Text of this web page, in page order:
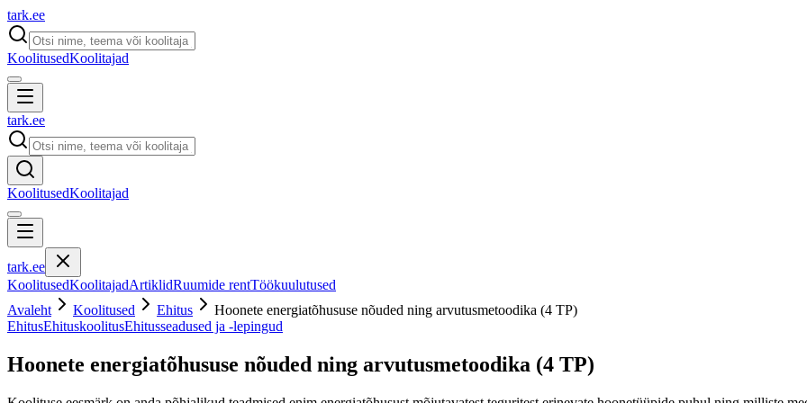
tark.ee
KoolitusedKoolitajad
tark.ee
KoolitusedKoolitajad
tark.ee
KoolitusedKoolitajadArtiklidRuumide rentTöökuulutused
Avaleht
Koolitused Ehitus
Hoonete energiatõhususe nõuded ning arvutusmetoodika (4 TP)
EhitusEhituskoolitusEhitusseadused ja -lepingud
Hoonete energiatõhususe nõuded ning arvutusmetoodika (4 TP)